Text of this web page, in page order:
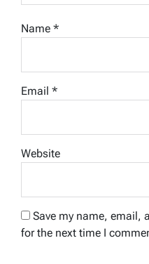
Name *
Email *
Website
Save my name, email,
for the next time I